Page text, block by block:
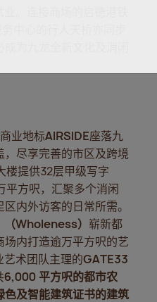
业地标AIRSIDE座落九
尽享完善的市区及跨境
楼提供32层甲级写字
平方呎，汇聚多个消闲
内外访客的日常所需。
（Wholeness） 崭新都
内打造逾万平方呎的艺
艺术团队主理的GATE33
6,000 平方呎的都市农
色及智能建筑证书的建筑